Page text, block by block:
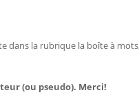
dans la rubrique la boîte à
(ou pseudo). Merci!